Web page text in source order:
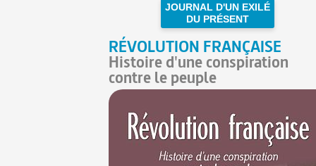
JOURNAL D'UN EXILÉ
DU PRÉSENT
RÉVOLUTION FRANÇAISE
Histoire d'une conspiration
contre le peuple